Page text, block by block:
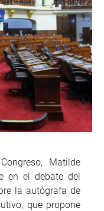
Matilde
en el debate del
la autógrafa de
que propone